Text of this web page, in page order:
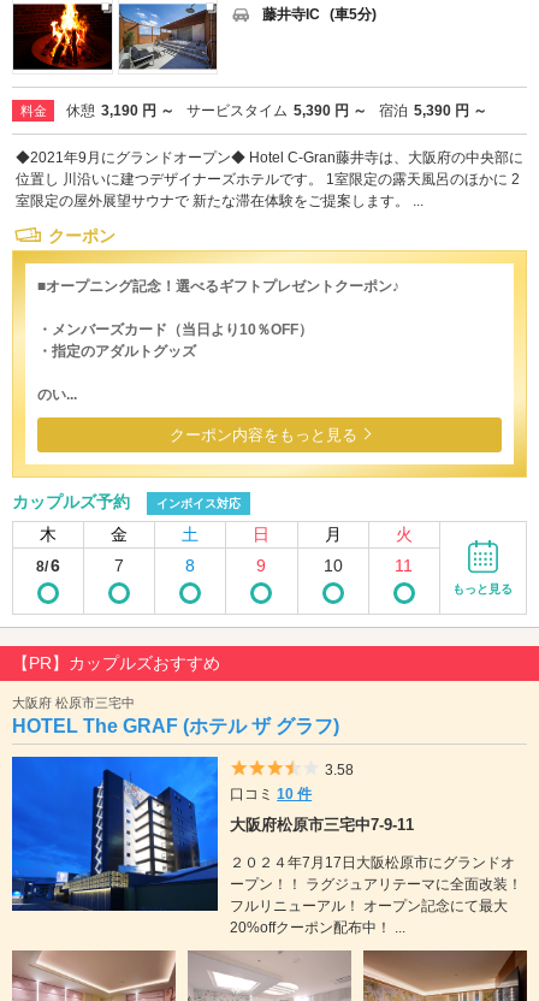
藤井寺IC (車5分)
料金 休憩 3,190 円 ～ サービスタイム 5,390 円 ～ 宿泊 5,390 円 ～
◆2021年9月にグランドオープン◆ Hotel C-Gran藤井寺は、大阪府の中央部に
位置し 川沿いに建つデザイナーズホテルです。 1室限定の露天風呂のほかに 2
室限定の屋外展望サウナで 新たな滞在体験をご提案します。 ...
クーポン
■オープニング記念！選べるギフトプレゼントクーポン♪
・メンバーズカード（当日より10％OFF）
・指定のアダルトグッズ
のい...
クーポン内容をもっと見る
カップルズ予約 インボイス対応
木 金 土 日 月 火
8/6 7 8 9 10 11
もっと見る
【PR】カップルズおすすめ
大阪府 松原市三宅中
HOTEL The GRAF (ホテル ザ グラフ)
5つ星のうち3.5
3.58
口コミ10 件
大阪府松原市三宅中7-9-11
２０２４年7月17日大阪松原市にグランドオ
ープン！！ ラグジュアリテーマに全面改装！
フルリニューアル！ オープン記念にて最大
20%offクーポン配布中！ ...